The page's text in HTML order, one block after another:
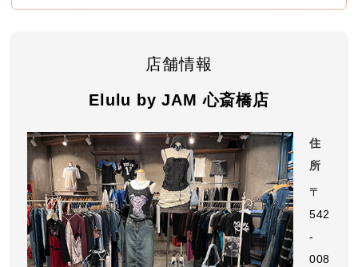
店舗情報
Elulu by JAM 心斎橋店
住
所
〒
542
-
008